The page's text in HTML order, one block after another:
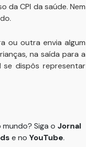
da CPI da saúde. Nem
ou outra envia algum
na saída para a
se dispôs representar
Siga o Jornal
e no YouTube.